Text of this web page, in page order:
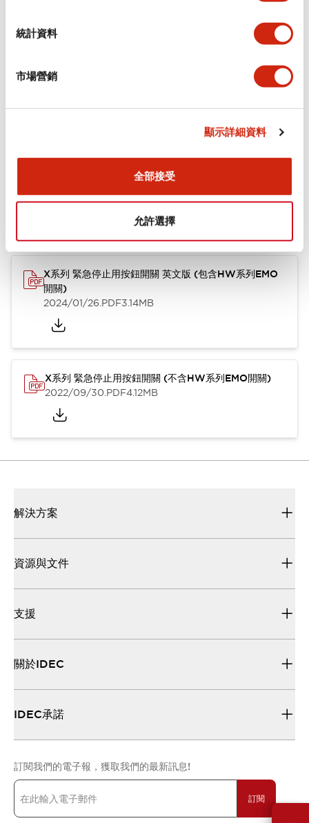
統計資料
市場營銷
顯示詳細資料
全部接受
允許選擇
認證與標準
X系列 緊急停止用按鈕開關 英文版 (包含HW系列EMO
開關)
2024/01/26.PDF3.14MB
X系列 緊急停止用按鈕開關 (不含HW系列EMO開關)
2022/09/30.PDF4.12MB
解決方案
資源與文件
支援
關於IDEC
IDEC承諾
訂閱我們的電子報，獲取我們的最新訊息!
訂閱